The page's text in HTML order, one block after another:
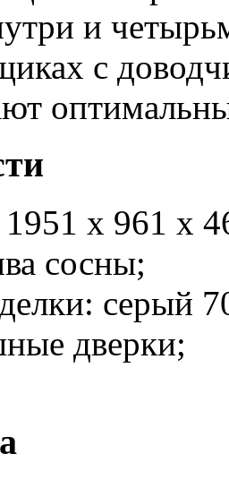
и
с
1951 x 961 x
сосны;
серый
дверки;